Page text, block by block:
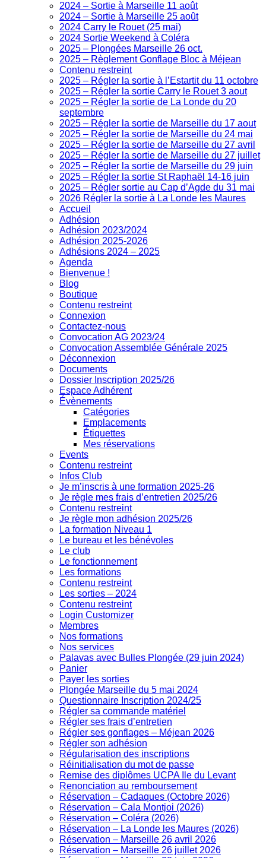
2024 – Sortie à Marseille 11 août
2024 – Sortie à Marseille 25 août
2024 Carry le Rouet (25 mai)
2024 Sortie Weekend à Coléra
2025 – Plongées Marseille 26 oct.
2025 – Règlement Gonflage Bloc à Méjean
Contenu restreint
2025 – Régler la sortie à l’Estartit du 11 octobre
2025 – Régler la sortie Carry le Rouet 3 aout
2025 – Régler la sortie de La Londe du 20
septembre
2025 – Régler la sortie de Marseille du 17 aout
2025 – Régler la sortie de Marseille du 24 mai
2025 – Régler la sortie de Marseille du 27 avril
2025 – Régler la sortie de Marseille du 27 juillet
2025 – Régler la sortie de Marseille du 29 juin
2025 – Régler la sortie St Raphaël 14-16 juin
2025 – Régler sortie au Cap d’Agde du 31 mai
2026 Régler la sortie à La Londe les Maures
Accueil
Adhésion
Adhésion 2023/2024
Adhésion 2025-2026
Adhésions 2024 – 2025
Agenda
Bienvenue !
Blog
Boutique
Contenu restreint
Connexion
Contactez-nous
Convocation AG 2023/24
Convocation Assemblée Générale 2025
Déconnexion
Documents
Dossier Inscription 2025/26
Espace Adhérent
Évènements
Catégories
Emplacements
Étiquettes
Mes réservations
Events
Contenu restreint
Infos Club
Je m’inscris à une formation 2025-26
Je règle mes frais d’entretien 2025/26
Contenu restreint
Je règle mon adhésion 2025/26
La formation Niveau 1
Le bureau et les bénévoles
Le club
Le fonctionnement
Les formations
Contenu restreint
Les sorties – 2024
Contenu restreint
Login Customizer
Membres
Nos formations
Nos services
Palavas avec Bulles Plongée (29 juin 2024)
Panier
Payer les sorties
Plongée Marseille du 5 mai 2024
Questionnaire Inscription 2024/25
Régler sa commande matériel
Régler ses frais d’entretien
Régler ses gonflages – Méjean 2026
Régler son adhésion
Régularisation des inscriptions
Réinitialisation du mot de passe
Remise des diplômes UCPA Ile du Levant
Renonciation au remboursement
Réservation – Cadaques (Octobre 2026)
Réservation – Cala Montjoi (2026)
Réservation – Coléra (2026)
Réservation – La Londe les Maures (2026)
Réservation – Marseille 26 avril 2026
Réservation – Marseille 26 juillet 2026